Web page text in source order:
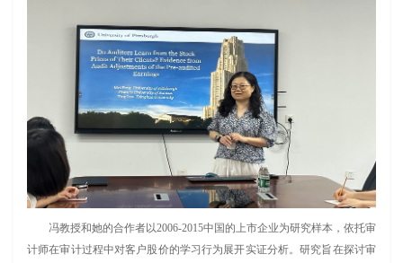
冯教授和她的合作者以2006-2015中国的上市企业为研究样本，依托审
计师在审计过程中对客户股价的学习行为展开实证分析。研究旨在探讨审